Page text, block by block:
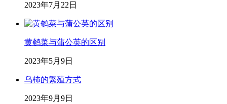
2023年7月22日
黄鹌菜与蒲公英的区别
2023年5月9日
乌柿的繁殖方式
2023年9月9日